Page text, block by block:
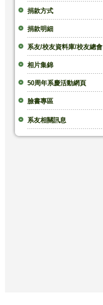
捐款方式
捐款明細
系友/校友資料庫/校友總會
相片集錦
50周年系慶活動網頁
臉書專區
系友相關訊息